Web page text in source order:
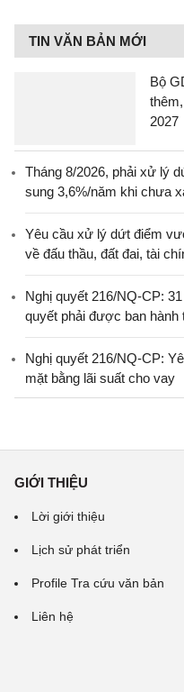
TIN VĂN BẢN MỚI
Bộ
2027
Tháng 8/2026, phải xử lý
sung 3,6%/năm khi chưa
Yêu cầu xử lý dứt điểm
về đấu thầu, đất đai, tài
Nghị quyết 216/NQ-CP:
quyết phải được ban hành
Nghị quyết 216/NQ-CP:
mặt bằng lãi suất cho vay
GIỚI THIỆU
Lời giới thiệu
Lịch sử phát triển
Profile Tra cứu văn bản
Liên hệ